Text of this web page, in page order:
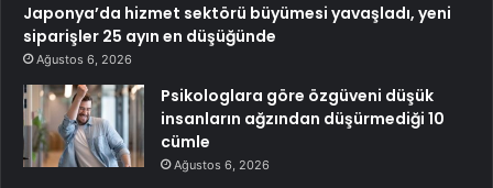
Japonya’da hizmet sektörü büyümesi yavaşladı, yeni
siparişler 25 ayın en düşüğünde
Ağustos 6, 2026
Psikologlara göre özgüveni düşük
insanların ağzından düşürmediği 10
cümle
Ağustos 6, 2026